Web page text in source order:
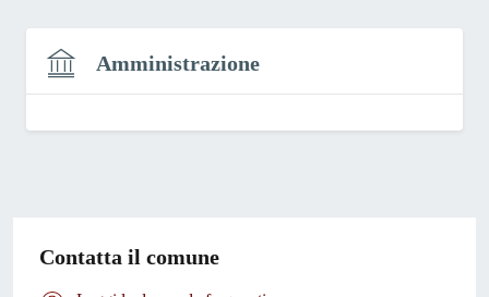
Amministrazione
Contatta il comune